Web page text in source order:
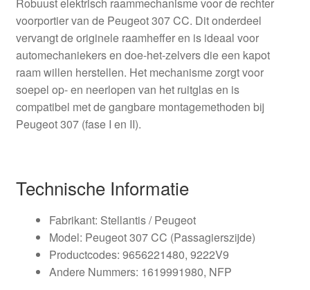
voorportier van de Peugeot 307 CC. Dit onderdeel
vervangt de originele raamheffer en is ideaal voor
automechaniekers en doe-het-zelvers die een kapot
raam willen herstellen. Het mechanisme zorgt voor
soepel op- en neerlopen van het ruitglas en is
compatibel met de gangbare montagemethoden bij
Peugeot 307 (fase I en II).
Technische Informatie
Fabrikant: Stellantis / Peugeot
Model: Peugeot 307 CC (Passagierszijde)
Productcodes: 9656221480, 9222V9
Andere Nummers: 1619991980, NFP